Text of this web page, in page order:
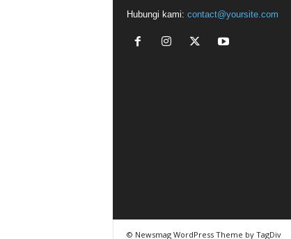
Hubungi kami: contact@yoursite.com
© Newsmag WordPress Theme by TagDiv